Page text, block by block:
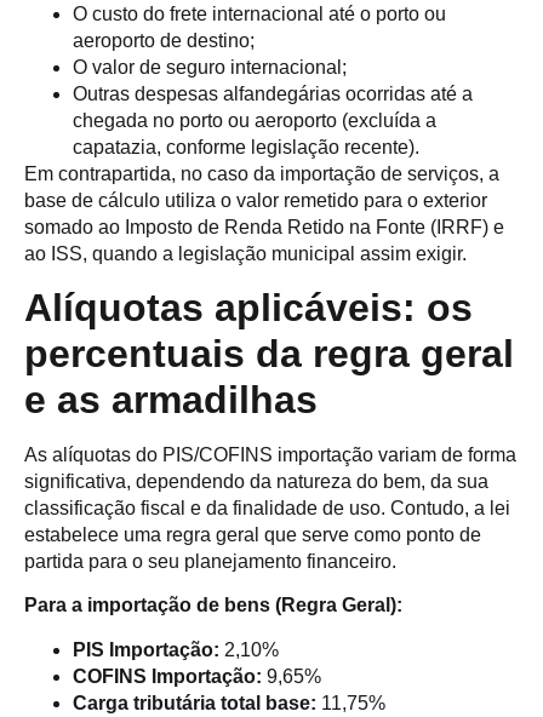
O custo do frete internacional até o porto ou
aeroporto de destino;
O valor de seguro internacional;
Outras despesas alfandegárias ocorridas até a
chegada no porto ou aeroporto (excluída a
capatazia, conforme legislação recente).
Em contrapartida, no caso da importação de serviços, a
base de cálculo utiliza o valor remetido para o exterior
somado ao Imposto de Renda Retido na Fonte (IRRF) e
ao ISS, quando a legislação municipal assim exigir.
Alíquotas aplicáveis: os
percentuais da regra geral
e as armadilhas
As alíquotas do PIS/COFINS importação variam de forma
significativa, dependendo da natureza do bem, da sua
classificação fiscal e da finalidade de uso. Contudo, a lei
estabelece uma regra geral que serve como ponto de
partida para o seu planejamento financeiro.
Para a importação de bens (Regra Geral):
PIS Importação: 2,10%
COFINS Importação: 9,65%
Carga tributária total base: 11,75%